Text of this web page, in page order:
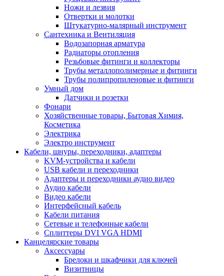
Ножи и лезвия
Отвертки и молотки
Штукатурно-малярный инструмент
Сантехника и Вентиляция
Водозапорная арматура
Радиаторы отопления
Резьбовые фитинги и коллекторы
Трубы металлополимерные и фитинги
Трубы полипропиленовые и фитинги
Умный дом
Датчики и розетки
Фонари
Хозяйственные товары, Бытовая Химия,
Косметика
Электрика
Электро инструмент
Кабели, шнуры, переходники, адаптеры
KVM-устройства и кабели
USB кабели и переходники
Адаптеры и переходники аудио видео
Аудио кабели
Видео кабели
Интерфейсный кабель
Кабели питания
Сетевые и телефонные кабели
Сплиттеры DVI VGA HDMI
Канцелярские товары
Аксессуары
Брелоки и шкафчики для ключей
Визитницы